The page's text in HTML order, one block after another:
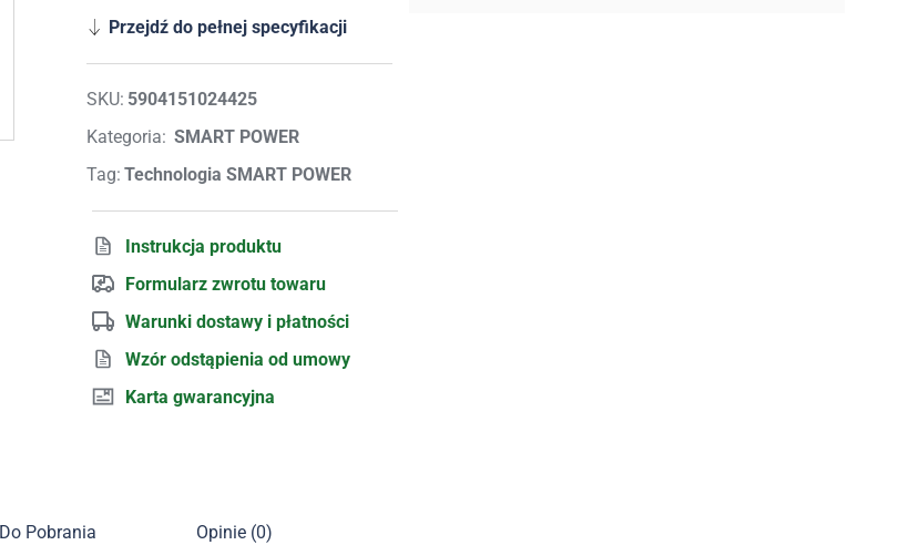
Przejdź do pełnej specyfikacji
SKU: 5904151024425
Kategoria: SMART POWER
Tag: Technologia SMART POWER
Instrukcja produktu
Formularz zwrotu towaru
Warunki dostawy i płatności
Wzór odstąpienia od umowy
Karta gwarancyjna
Do Pobrania Opinie (0)